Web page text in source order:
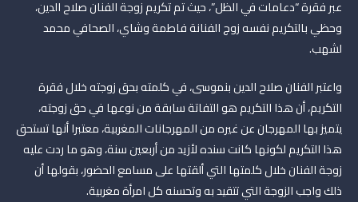
عبر فقرة “دعامات في الظل”، حيث تم تكريم زوجة الفنان صلاح الدين،
وحظي بالتكريم نفسه زوج الفنانة فاطمة وشاي، الصحافي محمد
لشهب.
واعتبر الفنان صلاح الدين بنموسى، في كلمته بحق زوجته خلال فقرة
التكريم، أن هذا التكريم هو التفاتة سابقة من نوعها في حق زوجته،
يتميز بها المهرجان عن غيره من المهرجانات المغربية، معتبرا أنها تستحق
هذا التكريم لكونها كانت سنده لأزيد من أربعين سنة، وهو ما ردت عليه
زوجة الفنان خلال كلمتها التي ألقتها على مسامع الحضور، بقولها أن
ذلك واجب الزوجة التي تتقيد به وتحسنه كل امرأة مغربية.